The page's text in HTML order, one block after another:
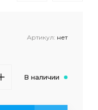
Артикул: нет
В наличии